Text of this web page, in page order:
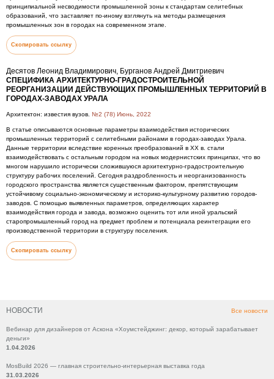
НОВОСТИ Все новости
Вебинар для дизайнеров от Аскона «Хоумстейджинг: декор, который зарабатывает
деньги»
1.04.2026
MosBuild 2026 — главная строительно-интерьерная выставка года
31.03.2026
принципиальной несводимости промышленной зоны к стандартам селитебных
образований, что заставляет по-иному взглянуть на методы размещения
промышленных зон в городах на современном этапе.
Скопировать ссылку
Десятов Леонид Владимирович, Бурганов Андрей Дмитриевич
СПЕЦИФИКА АРХИТЕКТУРНО-ГРАДОСТРОИТЕЛЬНОЙ
РЕОРГАНИЗАЦИИ ДЕЙСТВУЮЩИХ ПРОМЫШЛЕННЫХ ТЕРРИТОРИЙ В
ГОРОДАХ-ЗАВОДАХ УРАЛА
Архитектон: известия вузов. №2 (78) Июнь, 2022
В статье описываются основные параметры взаимодействия исторических
промышленных территорий с селитебными районами в городах-заводах Урала.
Данные территории вследствие коренных преобразований в XX в. стали
взаимодействовать с остальным городом на новых модернистских принципах, что во
многом нарушило исторически сложившуюся архитектурно-градостроительную
структуру рабочих поселений. Сегодня раздробленность и неорганизованность
городского пространства является существенным фактором, препятствующим
устойчивому социально-экономическому и историко-культурному развитию городов-
заводов. С помощью выявленных параметров, определяющих характер
взаимодействия города и завода, возможно оценить тот или иной уральский
старопромышленный город на предмет проблем и потенциала реинтеграции его
производственной территории в структуру поселения.
Скопировать ссылку